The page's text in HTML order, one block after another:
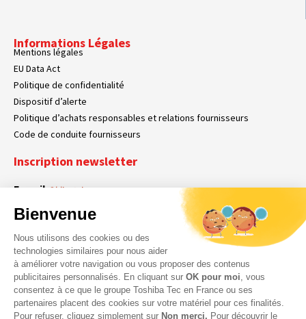
Informations Légales
Mentions légales
EU Data Act
Politique de confidentialité
Dispositif d’alerte
Politique d’achats responsables et relations fournisseurs
Code de conduite fournisseurs
Inscription newsletter
E-mailObligatoire
RGPD
Obligatoire
En cochant cette case, vous acceptez que Toshiba Tec France collecte vos
données personnelles. Pour plus d’informations sur notre politique en matière
de données personnelles,cliquez ici.Obligatoire
Bienvenue
Nous utilisons des cookies ou des
technologies similaires pour nous aider
à améliorer votre navigation ou vous proposer des contenus
publicitaires personnalisés. En cliquant sur OK pour moi , vous
consentez à ce que le groupe Toshiba Tec en France ou ses
partenaires placent des cookies sur votre matériel pour ces finalités.
Pour refuser, cliquez simplement sur Non merci. Pour découvrir le